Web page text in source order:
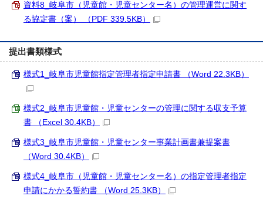
資料8_岐阜市（児童館・児童センター名）の管理運営に関す
る協定書（案） （PDF 339.5KB）
提出書類様式
様式1_岐阜市児童館指定管理者指定申請書 （Word 22.3KB）
様式2_岐阜市児童館・児童センターの管理に関する収支予算
書 （Excel 30.4KB）
様式3_岐阜市児童館・児童センター事業計画書兼提案書
（Word 30.4KB）
様式4_岐阜市（児童館・児童センター名）の指定管理者指定
申請にかかる誓約書 （Word 25.3KB）